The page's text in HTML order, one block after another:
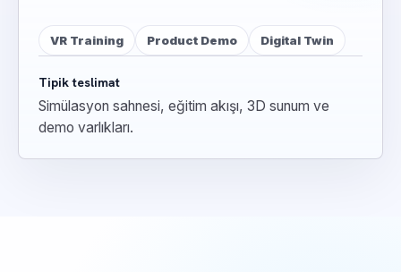
VR Training Product Demo Digital Twin
Tipik teslimat
Simülasyon sahnesi, eğitim akışı, 3D sunum ve
demo varlıkları.